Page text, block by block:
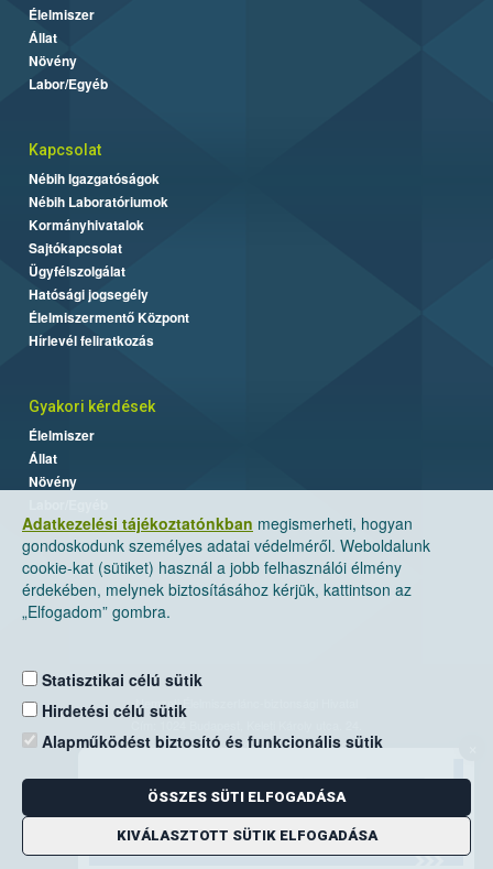
Adatkezelési tájékoztatónkban megismerheti, hogyan
gondoskodunk személyes adatai védelméről. Weboldalunk
cookie-kat (sütiket) használ a jobb felhasználói élmény
érdekében, melynek biztosításához kérjük, kattintson az
„Elfogadom” gombra.
Statisztikai célú sütik
Hirdetési célú sütik
Alapműködést biztosító és funkcionális sütik
ÖSSZES SÜTI ELFOGADÁSA
KIVÁLASZTOTT SÜTIK ELFOGADÁSA
Élelmiszer
Állat
Növény
Labor/Egyéb
Kapcsolat
Nébih Igazgatóságok
Nébih Laboratóriumok
Kormányhivatalok
Sajtókapcsolat
Ügyfélszolgálat
Hatósági jogsegély
Élelmiszermentő Központ
Hírlevél feliratkozás
Gyakori kérdések
Élelmiszer
Állat
Növény
Nemzeti Élelmiszerlánc-biztonsági Hivatal
Levelezési cím: 1525 Budapest. Pf. 30.
E-mail:ugyfelszolgalat@nebih.gov.hu
Zöld szám: 06-80/263-244
Telefon: 06-1/ 336-9000